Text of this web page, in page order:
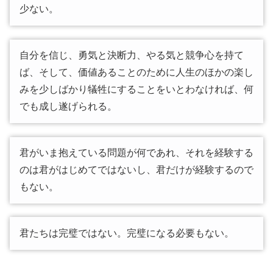
少ない。
自分を信じ、勇気と決断力、やる気と競争心を持て
ば、そして、価値あることのために人生のほかの楽し
みを少しばかり犠牲にすることをいとわなければ、何
でも成し遂げられる。
君がいま抱えている問題が何であれ、それを経験する
のは君がはじめてではないし、君だけが経験するので
もない。
君たちは完璧ではない。完璧になる必要もない。